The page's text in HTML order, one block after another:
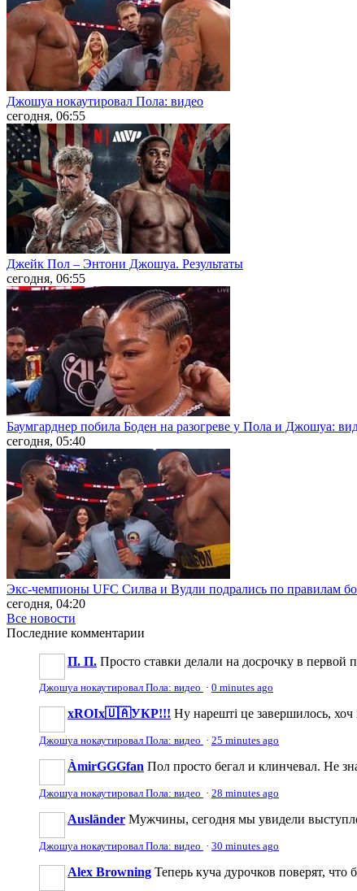
Джошуа нокаутировал Пола: видео
сегодня, 06:55
Джейк Пол – Энтони Джошуа. Результаты
сегодня, 06:55
Баумгарднер побила Боден на разогреве у Пола и Джошуа:
сегодня, 05:40
Экс-чемпионы UFC Силва и Вудли подрались по правилам
сегодня, 04:20
Все новости
Последние комментарии
П. П. Просто ставки делали на досрочку в первой
Джошуа нокаутировал Пола: видео · 0 minutes ago
xROIx🇺🇦УКР!!! Ну нарешті це завершилось, хоч
Джошуа нокаутировал Пола: видео · 25 minutes ago
ÀmirGGGfan Пол просто бегал и клинчевал. Не
Джошуа нокаутировал Пола: видео · 28 minutes ago
Ausländer Мужчины, сегодня мы увидели
Джошуа нокаутировал Пола: видео · 30 minutes ago
Alex Browning Теперь куча дурочков поверят,